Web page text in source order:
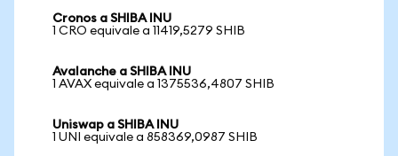
Cronos a SHIBA INU
1 CRO equivale a 11419,5279 SHIB
Avalanche a SHIBA INU
1 AVAX equivale a 1375536,4807 SHIB
Uniswap a SHIBA INU
1 UNI equivale a 858369,0987 SHIB